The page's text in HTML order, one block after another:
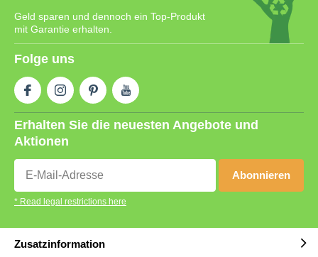
Geld sparen und dennoch ein Top-Produkt
mit Garantie erhalten.
Folge uns
Erhalten Sie die neuesten Angebote und
Aktionen
Abonnieren
* Read legal restrictions here
Zusatzinformation